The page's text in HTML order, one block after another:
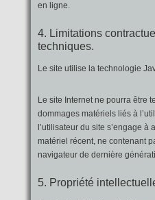
en ligne.
4. Limitations
techniques.
Le site utilise la technologie
Le site Internet ne pourra être
dommages matériels liés à
l’utilisateur du site s’engage
matériel récent, ne contenant
navigateur de dernière
5. Propriété